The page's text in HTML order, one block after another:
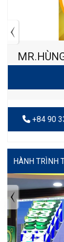
+84 90
Tuyển dụng: